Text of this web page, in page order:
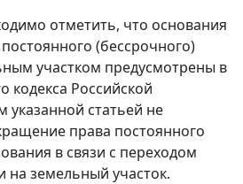
отметить, что основания
(бессрочного)
участком предусмотрены в
кодекса Российской
статьей не
права постоянного
в связи с переходом
на земельный участок.